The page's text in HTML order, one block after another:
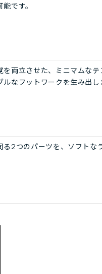
です。
を両立させた、ミニマムな
なフットワークを生み出し
る2つのパーツを、ソフト